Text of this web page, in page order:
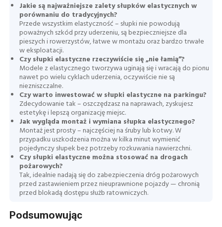
Jakie są najważniejsze zalety słupków elastycznych w
porównaniu do tradycyjnych?
Przede wszystkim elastyczność – słupki nie powodują
poważnych szkód przy uderzeniu, są bezpieczniejsze dla
pieszych i rowerzystów, łatwe w montażu oraz bardzo trwałe
w eksploatacji.
Czy słupki elastyczne rzeczywiście się „nie łamią”?
Modele z elastycznego tworzywa uginają się i wracają do pionu
nawet po wielu cyklach uderzenia, oczywiście nie są
niezniszczalne.
Czy warto inwestować w słupki elastyczne na parkingu?
Zdecydowanie tak – oszczędzasz na naprawach, zyskujesz
estetykę i lepszą organizację miejsc.
Jak wygląda montaż i wymiana słupka elastycznego?
Montaż jest prosty – najczęściej na śruby lub kotwy. W
przypadku uszkodzenia można w kilka minut wymienić
pojedynczy słupek bez potrzeby rozkuwania nawierzchni.
Czy słupki elastyczne można stosować na drogach
pożarowych?
Tak, idealnie nadają się do zabezpieczenia dróg pożarowych
przed zastawieniem przez nieuprawnione pojazdy — chronią
przed blokadą dostępu służb ratowniczych.
Podsumowując